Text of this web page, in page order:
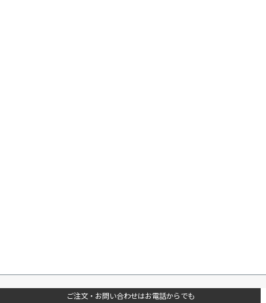
ご注文・お問い合わせはお電話からでも